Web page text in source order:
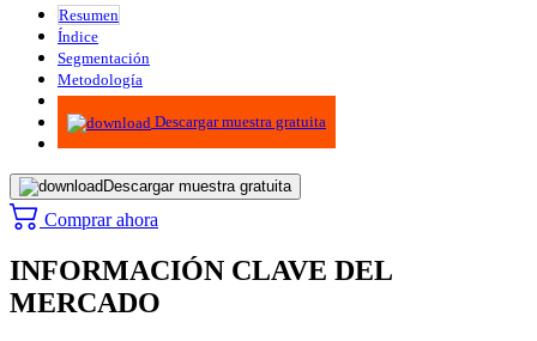
Resumen
Índice
Segmentación
Metodología
Infografías
Descargar muestra gratuita
Descargar muestra gratuita
Comprar ahora
INFORMACIÓN CLAVE DEL
MERCADO